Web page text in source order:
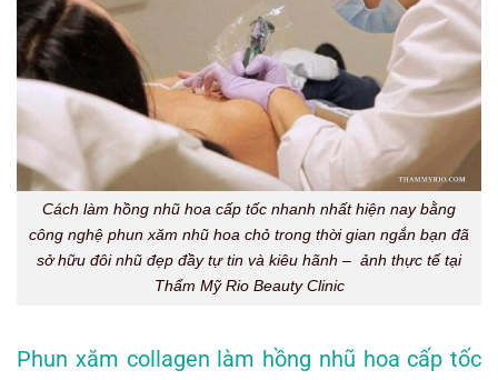
Cách làm hồng nhũ hoa cấp tốc nhanh nhất hiện nay bằng
công nghệ phun xăm nhũ hoa chỏ trong thời gian ngắn bạn đã
sở hữu đôi nhũ đẹp đầy tự tin và kiêu hãnh – ảnh thực tế tại
Thẩm Mỹ Rio Beauty Clinic
Phun xăm collagen làm hồng nhũ hoa cấp tốc